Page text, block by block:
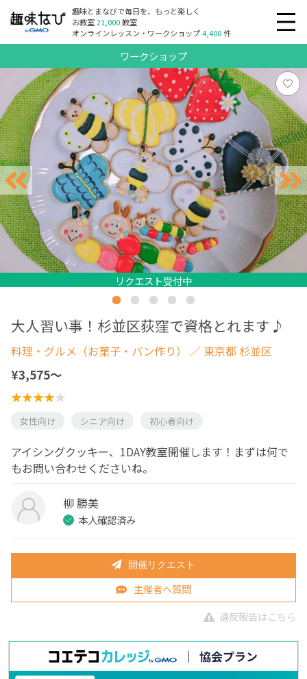
趣味とまなびで毎日を、もっと楽しく
お教室21,000教室
オンラインレッスン・ワークショップ4,400件
ワークショップ
リクエスト受付中
リクエスト受付中
リクエスト受付中
リクエスト受付中
リクエスト受付中
リクエスト受付中
大人習い事！杉並区荻窪で資格とれます♪
料理・グルメ（お菓子・パン作り） ／ 東京都 杉並区
¥3,575〜
女性向け シニア向け 初心者向け
アイシングクッキー、1DAY教室開催します！まずは何で
もお問い合わせくださいね。
柳 勝美
本人確認済み
開催リクエスト
主催者へ質問
違反報告はこちら